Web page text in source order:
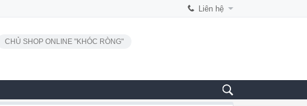
Liên hệ
CHỦ SHOP ONLINE "KHÓC RÒNG"